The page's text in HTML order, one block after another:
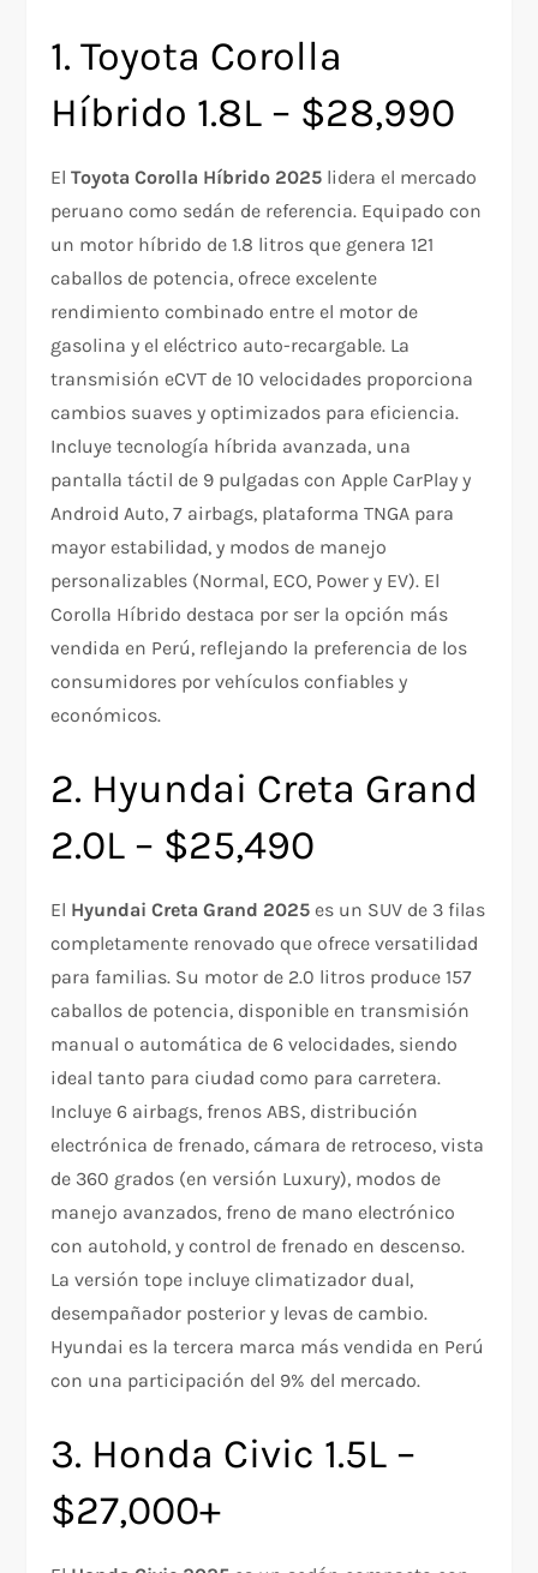
1. Toyota Corolla
Híbrido 1.8L – $28,990
ElToyota Corolla Híbrido 2025 lidera el mercado
peruano como sedán de referencia. Equipado con
un motor híbrido de 1.8 litros que genera 121
caballos de potencia, ofrece excelente
rendimiento combinado entre el motor de
gasolina y el eléctrico auto-recargable. La
transmisión eCVT de 10 velocidades proporciona
cambios suaves y optimizados para eficiencia.
Incluye tecnología híbrida avanzada, una
pantalla táctil de 9 pulgadas con Apple CarPlay y
Android Auto, 7 airbags, plataforma TNGA para
mayor estabilidad, y modos de manejo
personalizables (Normal, ECO, Power y EV). El
Corolla Híbrido destaca por ser la opción más
vendida en Perú, reflejando la preferencia de los
consumidores por vehículos confiables y
económicos.​
2. Hyundai Creta Grand
2.0L – $25,490
El Hyundai Creta Grand 2025 es un SUV de 3 filas
completamente renovado que ofrece versatilidad
para familias. Su motor de 2.0 litros produce 157
caballos de potencia, disponible en transmisión
manual o automática de 6 velocidades, siendo
ideal tanto para ciudad como para carretera.
Incluye 6 airbags, frenos ABS, distribución
electrónica de frenado, cámara de retroceso, vista
de 360 grados (en versión Luxury), modos de
manejo avanzados, freno de mano electrónico
con autohold, y control de frenado en descenso.
La versión tope incluye climatizador dual,
desempañador posterior y levas de cambio.
Hyundai es la tercera marca más vendida en Perú
con una participación del 9% del mercado.​​
3. Honda Civic 1.5L –
$27,000+